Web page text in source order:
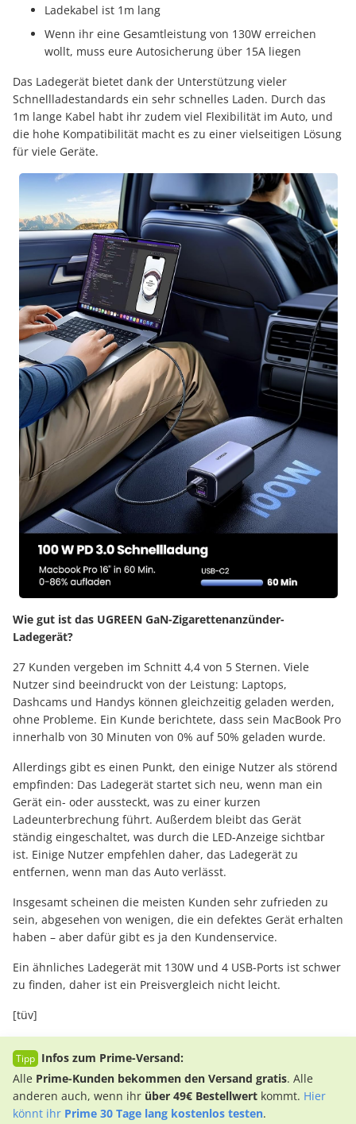
Ladekabel ist 1m lang
Wenn ihr eine Gesamtleistung von 130W erreichen
wollt, muss eure Autosicherung über 15A liegen
Das Ladegerät bietet dank der Unterstützung vieler
Schnellladestandards ein sehr schnelles Laden. Durch das
1m lange Kabel habt ihr zudem viel Flexibilität im Auto, und
die hohe Kompatibilität macht es zu einer vielseitigen Lösung
für viele Geräte.
Wie gut ist das UGREEN GaN-Zigarettenanzünder-
Ladegerät?
27 Kunden vergeben im Schnitt 4,4 von 5 Sternen. Viele
Nutzer sind beeindruckt von der Leistung: Laptops,
Dashcams und Handys können gleichzeitig geladen werden,
ohne Probleme. Ein Kunde berichtete, dass sein MacBook Pro
innerhalb von 30 Minuten von 0% auf 50% geladen wurde.
Allerdings gibt es einen Punkt, den einige Nutzer als störend
empfinden: Das Ladegerät startet sich neu, wenn man ein
Gerät ein- oder aussteckt, was zu einer kurzen
Ladeunterbrechung führt. Außerdem bleibt das Gerät
ständig eingeschaltet, was durch die LED-Anzeige sichtbar
ist. Einige Nutzer empfehlen daher, das Ladegerät zu
entfernen, wenn man das Auto verlässt.
Insgesamt scheinen die meisten Kunden sehr zufrieden zu
sein, abgesehen von wenigen, die ein defektes Gerät erhalten
haben – aber dafür gibt es ja den Kundenservice.
Ein ähnliches Ladegerät mit 130W und 4 USB-Ports ist schwer
zu finden, daher ist ein Preisvergleich nicht leicht.
[tüv]
Infos zum Prime-Versand:
Alle Prime-Kunden bekommen den Versand gratis. Alle
anderen auch, wenn ihr über 49€ Bestellwert kommt. Hier
könnt ihr Prime 30 Tage lang kostenlos testen.